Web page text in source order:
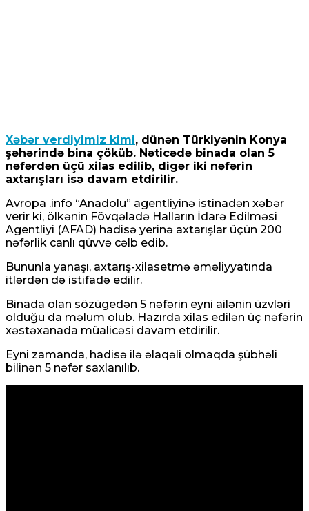
Xəbər verdiyimiz kimi, dünən Türkiyənin Konya
şəhərində bina çöküb. Nəticədə binada olan 5
nəfərdən üçü xilas edilib, digər iki nəfərin
axtarışları isə davam etdirilir.
Avropa .info “Anadolu” agentliyinə istinadən xəbər
verir ki, ölkənin Fövqəladə Halların İdarə Edilməsi
Agentliyi (AFAD) hadisə yerinə axtarışlar üçün 200
nəfərlik canlı qüvvə cəlb edib.
Bununla yanaşı, axtarış-xilasetmə əməliyyatında
itlərdən də istifadə edilir.
Binada olan sözügedən 5 nəfərin eyni ailənin üzvləri
olduğu da məlum olub. Hazırda xilas edilən üç nəfərin
xəstəxanada müalicəsi davam etdirilir.
Eyni zamanda, hadisə ilə əlaqəli olmaqda şübhəli
bilinən 5 nəfər saxlanılıb.